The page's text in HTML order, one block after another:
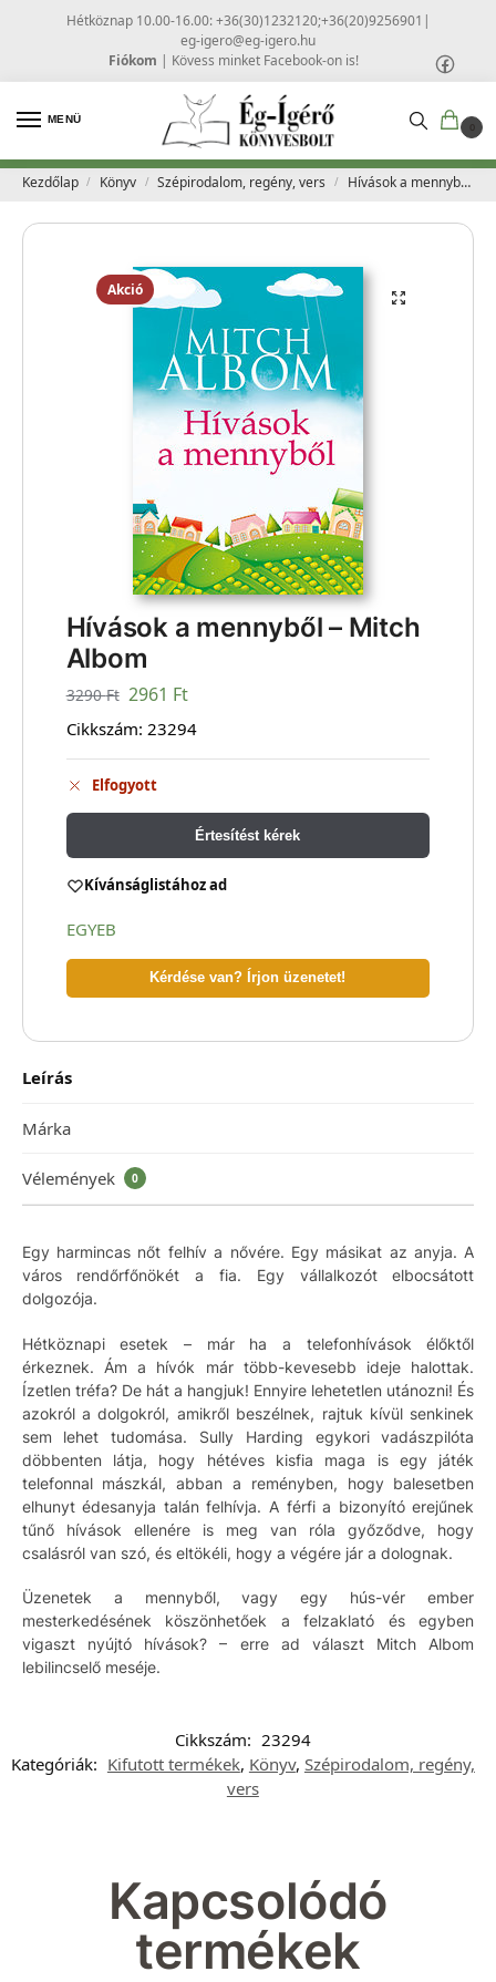
Hétköznap 10.00-16.00: +36(30)1232120;+36(20)9256901 |
eg-igero@eg-igero.hu
Fiókom | Kövess minket Facebook-on is!
MENÜ
0
Kezdőlap / Könyv / Szépirodalom, regény, vers / Hívások a mennyből – Mitch Albom
Akció
Hívások a mennyből – Mitch
Albom
3290Ft 2961 Ft
Cikkszám: 23294
Elfogyott
Értesítést kérek
Kívánságlistához ad
EGYEB
Kérdése van? Írjon üzenetet!
Leírás
Márka
Vélemények 0
Egy harmincas nőt felhív a nővére. Egy másikat az anyja. A
város rendőrfőnökét a fia. Egy vállalkozót elbocsátott
dolgozója.
Hétköznapi esetek – már ha a telefonhívások élőktől
érkeznek. Ám a hívók már több-kevesebb ideje halottak.
Ízetlen tréfa? De hát a hangjuk! Ennyire lehetetlen utánozni! És
azokról a dolgokról, amikről beszélnek, rajtuk kívül senkinek
sem lehet tudomása. Sully Harding egykori vadászpilóta
döbbenten látja, hogy hétéves kisfia maga is egy játék
telefonnal mászkál, abban a reményben, hogy balesetben
elhunyt édesanyja talán felhívja. A férfi a bizonyító erejűnek
tűnő hívások ellenére is meg van róla győződve, hogy
csalásról van szó, és eltökéli, hogy a végére jár a dolognak.
Üzenetek a mennyből, vagy egy hús-vér ember
mesterkedésének köszönhetőek a felzaklató és egyben
vigaszt nyújtó hívások? – erre ad választ Mitch Albom
lebilincselő meséje.
Cikkszám: 23294
Kategóriák: Kifutott termékek, Könyv, Szépirodalom, regény,
vers
Kapcsolódó
termékek